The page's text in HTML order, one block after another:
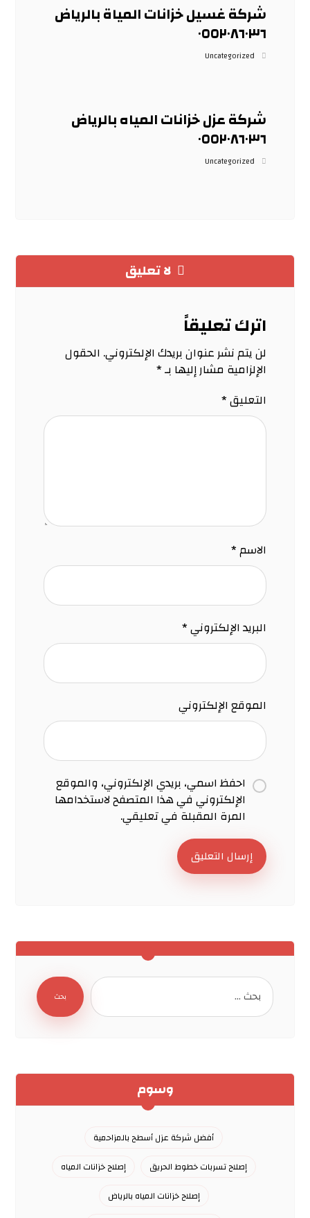
شركة غسيل خزانات المياة بالرياض
٠٥٥٢٠٨٦٠٣٦
Uncategorized
شركة عزل خزانات المياه بالرياض
٠٥٥٢٠٨٦٠٣٦
Uncategorized
لا تعليق
اترك تعليقاً
لن يتم نشر عنوان بريدك الإلكتروني. الحقول
الإلزامية مشار إليها بـ*
التعليق*
الاسم*
البريد الإلكتروني*
الموقع الإلكتروني
احفظ اسمي، بريدي الإلكتروني، والموقع
الإلكتروني في هذا المتصفح لاستخدامها
المرة المقبلة في تعليقي.
إرسال التعليق
بحث
وسوم
أفضل شركة عزل أسطح بالمزاحمية
إصلاح تسربات خطوط الحريق
إصلاح خزانات المياه
إصلاح خزانات المياه بالرياض